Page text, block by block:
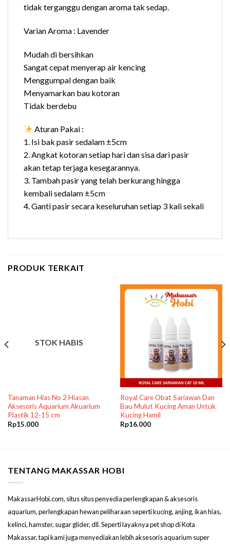
tidak terganggu dengan aroma tak sedap.
Varian Aroma : Lavender
Mudah di bersihkan
Sangat cepat menyerap air kencing
Menggumpal dengan baik
Menyamarkan bau kotoran
Tidak berdebu
Aturan Pakai :
1. Isi bak pasir sedalam ±5cm
2. Angkat kotoran setiap hari dan sisa dari pasir
akan tetap terjaga kesegarannya.
3. Tambah pasir yang telah berkurang hingga
kembali sedalam ±5cm
4. Ganti pasir secara keseluruhan setiap 3 kali sekali
PRODUK TERKAIT
STOK HABIS
Tanaman Hias No 2 Hiasan
Aksesoris Aquarium Akuarium
Plastik 12-15 cm
Rp15.000
Royal Care Obat Sariawan Dan
Bau Mulut Kucing Aman Untuk
Kucing Hamil
Rp16.000
TENTANG MAKASSAR HOBI
MakassarHobi.com, situs situs penyedia perlengkapan & aksesoris
aquarium, perlengkapan hewan peliharaan seperti kucing, anjing, ikan hias,
kelinci, hamster, sugar glider, dll. Seperti layaknya pet shop di Kota
Makassar, tapi kami juga menyediakan lebih aksesoris aquarium super